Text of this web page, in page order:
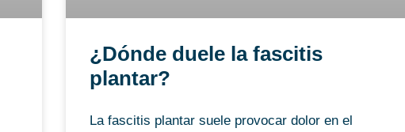
¿Dónde duele la fascitis
plantar?
La fascitis plantar suele provocar dolor en el